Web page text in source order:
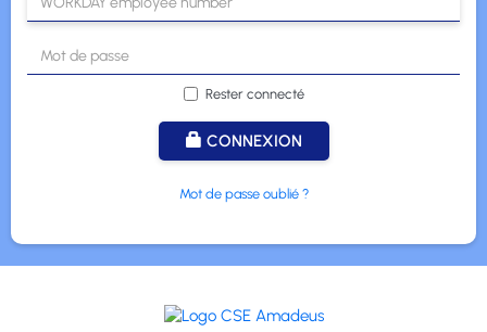
Rester connecté
CONNEXION
Mot de passe oublié ?